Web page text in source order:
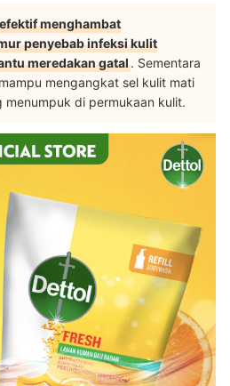
efektif menghambat
penyebab infeksi kulit
meredakan gatal. Sementara
mampu mengangkat sel kulit mati
menumpuk di permukaan kulit.